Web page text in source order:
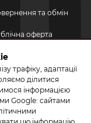
та обмін
оферта
трафіку, адаптації
ділитися
інформацією
Google: сайтами